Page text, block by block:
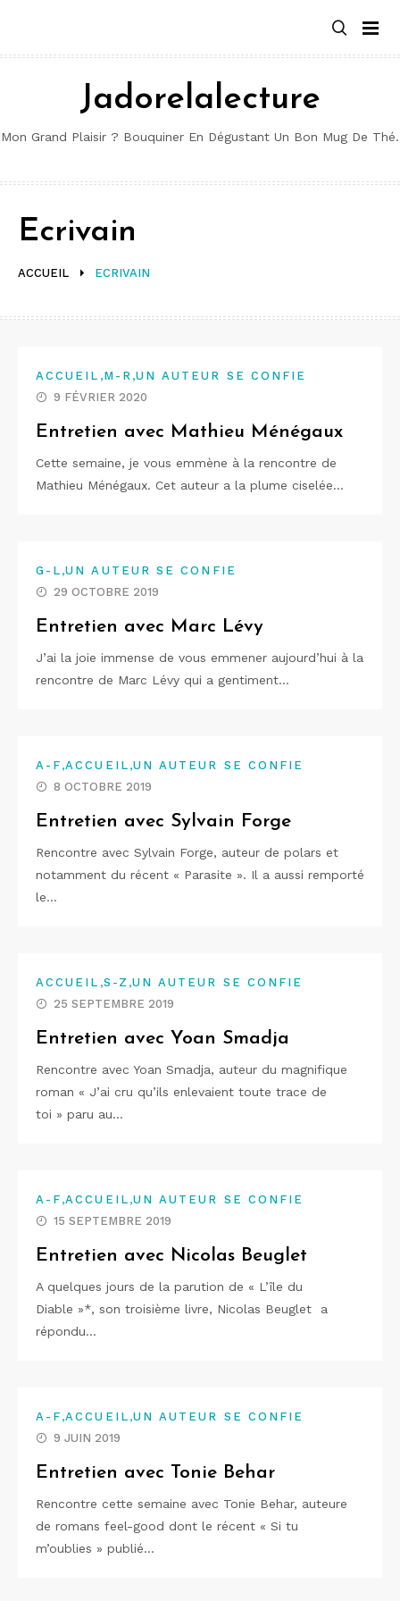
contenu
Jadorelalecture
Mon Grand Plaisir ? Bouquiner En Dégustant Un Bon Mug De Thé.
ACCUEIL ECRIVAIN
Ecrivain
ACCUEIL ,M-R ,UN AUTEUR SE CONFIE
9 FÉVRIER 2020
Entretien avec Mathieu Ménégaux
Cette semaine, je vous emmène à la rencontre de
Mathieu Ménégaux. Cet auteur a la plume ciselée…
G-L ,UN AUTEUR SE CONFIE
29 OCTOBRE 2019
Entretien avec Marc Lévy
J’ai la joie immense de vous emmener aujourd’hui à la
rencontre de Marc Lévy qui a gentiment…
A-F ,ACCUEIL ,UN AUTEUR SE CONFIE
8 OCTOBRE 2019
Entretien avec Sylvain Forge
Rencontre avec Sylvain Forge, auteur de polars et
notamment du récent « Parasite ». Il a aussi remporté
le…
ACCUEIL ,S-Z ,UN AUTEUR SE CONFIE
25 SEPTEMBRE 2019
Entretien avec Yoan Smadja
Rencontre avec Yoan Smadja, auteur du magnifique
roman « J’ai cru qu’ils enlevaient toute trace de
toi » paru au…
A-F ,ACCUEIL ,UN AUTEUR SE CONFIE
15 SEPTEMBRE 2019
Entretien avec Nicolas Beuglet
A quelques jours de la parution de « L’île du
Diable »*, son troisième livre, Nicolas Beuglet a
répondu…
A-F ,ACCUEIL ,UN AUTEUR SE CONFIE
9 JUIN 2019
Entretien avec Tonie Behar
Rencontre cette semaine avec Tonie Behar, auteure
de romans feel-good dont le récent « Si tu
m’oublies » publié…